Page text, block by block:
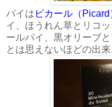
パイは ピカール（Picard
イ、ほうれん草とリコ
ールパイ、黒オリーブ
とは思えないほどの出